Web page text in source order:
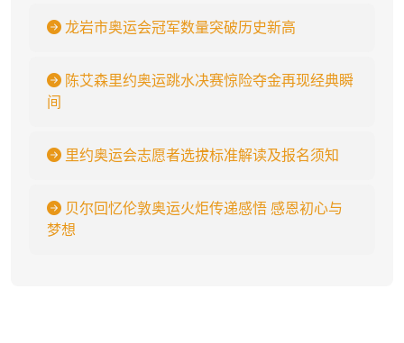
龙岩市奥运会冠军数量突破历史新高
陈艾森里约奥运跳水决赛惊险夺金再现经典瞬
间
里约奥运会志愿者选拔标准解读及报名须知
贝尔回忆伦敦奥运火炬传递感悟 感恩初心与
梦想